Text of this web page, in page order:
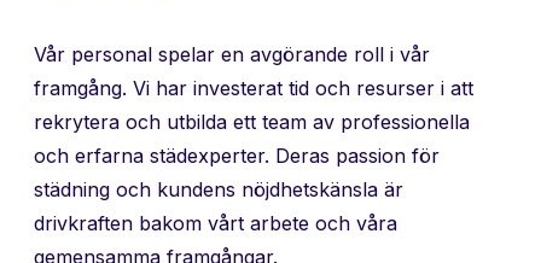
Vår personal spelar en avgörande roll i vår
framgång. Vi har investerat tid och resurser i att
rekrytera och utbilda ett team av professionella
och erfarna städexperter. Deras passion för
städning och kundens nöjdhetskänsla är
drivkraften bakom vårt arbete och våra
gemensamma framgångar.